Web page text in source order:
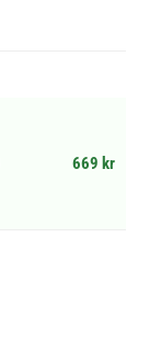
669 kr